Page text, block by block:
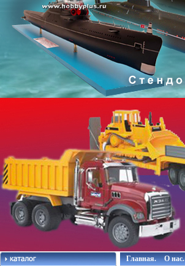
Главная. О нас.